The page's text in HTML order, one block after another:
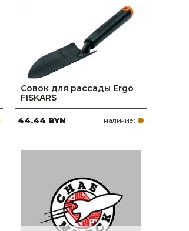
Совок для рассады Ergo
FISKARS
44.44 BYN наличие: